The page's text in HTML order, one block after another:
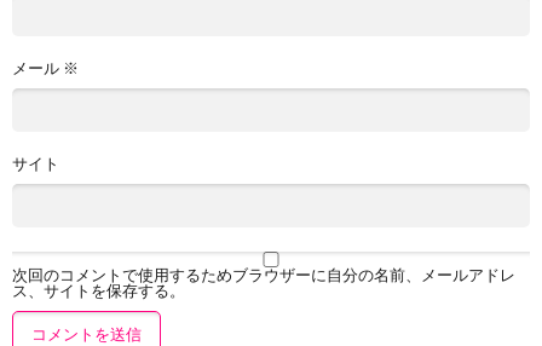
メール ※
サイト
次回のコメントで使用するためブラウザーに自分の名前、メールアドレ
ス、サイトを保存する。